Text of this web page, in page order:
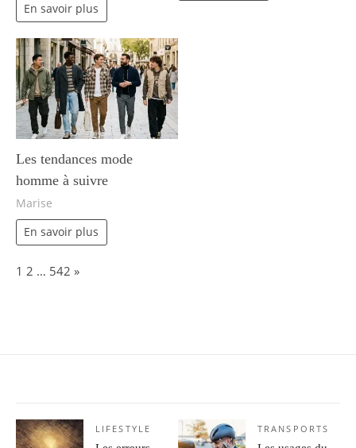
En savoir plus
Les tendances mode
homme à suivre
Marise
En savoir plus
Page:
1 2 … 542 Next
»
LIFESTYLE TRANSPORTS